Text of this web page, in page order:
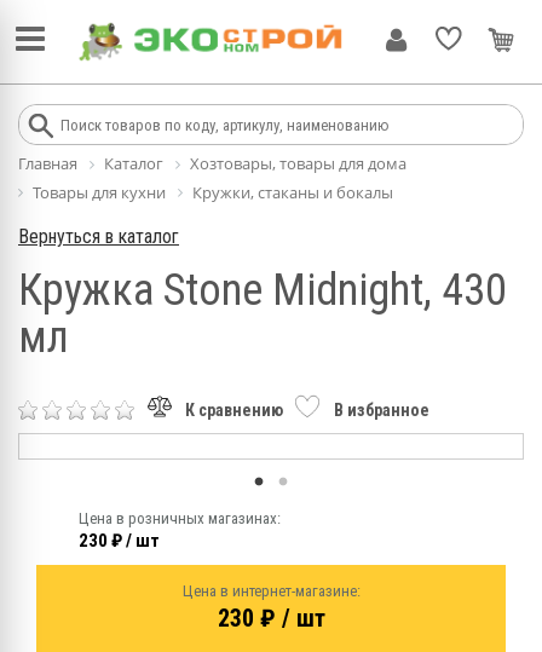
Главная Каталог
Хозтовары, товары для дома
Товары для кухни
Кружки, стаканы и бокалы
Вернуться в каталог
Кружка Stone Midnight, 430
мл
К сравнению В избранное
Цена в розничных магазинах:
230 ₽ / шт
Цена в интернет-магазине:
230 ₽ / шт